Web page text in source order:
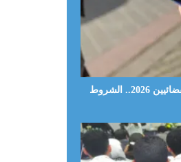
مباراة ولوج مهنة المفوضين القضائيين 2026.. الشروط